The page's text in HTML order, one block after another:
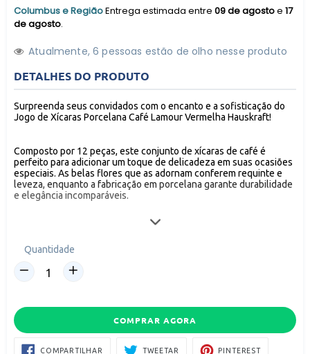
Columbus e RegiãoEntrega estimada entre 09 de agostoe 17
de agosto.
Atualmente,6 pessoas estão de olho nesse produto
DETALHES DO PRODUTO
Surpreenda seus convidados com o encanto e a sofisticação do
Jogo de Xícaras Porcelana Café Lamour Vermelha Hauskraft!
Composto por 12 peças, este conjunto de xícaras de café é
perfeito para adicionar um toque de delicadeza em suas ocasiões
especiais. As belas flores que as adornam conferem requinte e
leveza, enquanto a fabricação em porcelana garante durabilidade
e elegância incomparáveis.
- Xícara: 8,5 x 6 x 5,4cm
- Pires: 11,3 x 11,3 x 2cm
Além da beleza, a porcelana utilizada é de alta qualidade,
tornando as xícaras duráveis e delicadas ao mesmo tempo. Sinta-
se confiante ao receber seus convidados, pois cada detalhe
Quantidade
COMPRAR AGORA
COMPARTILHAR COMPARTILHAR
TWEETAR TWEETAR PINTERESTPIN